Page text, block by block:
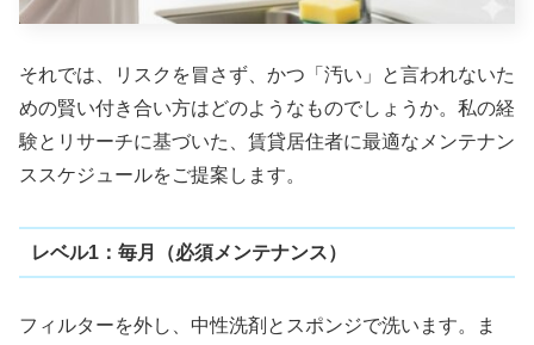
それでは、リスクを冒さず、かつ「汚い」と言われないた
めの賢い付き合い方はどのようなものでしょうか。私の経
験とリサーチに基づいた、賃貸居住者に最適なメンテナン
ススケジュールをご提案します。
レベル1：毎月（必須メンテナンス）
フィルターを外し、中性洗剤とスポンジで洗います。ま